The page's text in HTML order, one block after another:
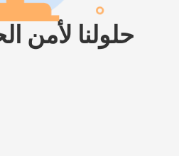
حلولنا لأمن